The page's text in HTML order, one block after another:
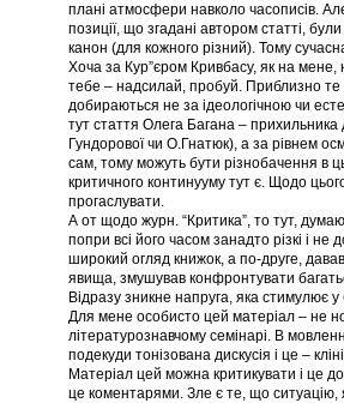
плані атмосфери навколо часописів.
позиції, що згадані автором статті,
канон (для кожного різний). Тому
Хоча за Кур”єром Кривбасу, як на мене,
тебе – надсилай, пробуй. Приблизно те
добираються не за ідеологічною чи
тут стаття Олега Багана – прихильника
Гундорової чи О.Гнатюк), а за рівнем
сам, тому можуть бути різнобачення в
критичного континууму тут є. Щодо
прогаслувати.
А от щодо журн. “Критика”, то тут,
попри всі його часом занадто різкі і не
широкий огляд книжок, а по-друге,
явища, змушував конфронтувати
Відразу зникне напруга, яка стимулює
Для мене особисто цей матеріал – не
літературознавчому семінарі. В
подекуди тонізована дискусія і це –
Матеріал цей можна критикувати і це
це коментарями. Зле є те, що ситуацію,